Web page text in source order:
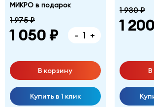
МИКРО в подарок
1 975 ₽
1 050 ₽ - +
В корзину
Купить в 1 клик
1 930 ₽
1
В